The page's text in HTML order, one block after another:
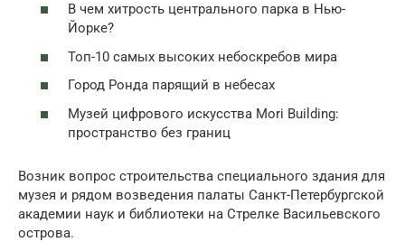
В чем хитрость центрального парка в Нью-
Йорке?
Топ-10 самых высоких небоскребов мира
Город Ронда парящий в небесах
Музей цифрового искусства Mori Building:
пространство без границ
Возник вопрос строительства специального здания для
музея и рядом возведения палаты Санкт-Петербургской
академии наук и библиотеки на Стрелке Васильевского
острова.